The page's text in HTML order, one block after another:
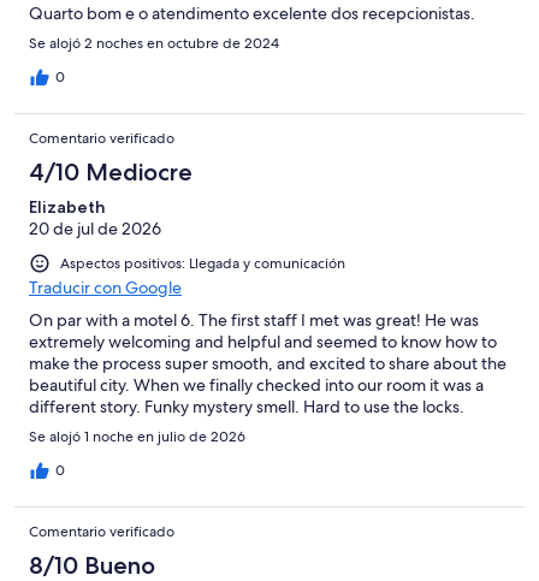
Quarto bom e o atendimento excelente dos recepcionistas.
Se alojó 2 noches en octubre de 2024
0
Comentario verificado
4/10 Mediocre
Elizabeth
20 de jul de 2026
Aspectos positivos: Llegada y comunicación
Traducir con Google
On par with a motel 6. The first staff I met was great! He was
extremely welcoming and helpful and seemed to know how to
make the process super smooth, and excited to share about the
beautiful city. When we finally checked into our room it was a
different story. Funky mystery smell. Hard to use the locks.
Bathroom had significant mold in many places, towel was
discolored. Beds were incredibly uncomfortable. AC was
inconsistent, and had to go ask for the internet access. Oh…and
they did technically have all the pieces that the listing says…so?
Wouldn’t really recommend unless you’re looking for something
super budget. We were gone after one night
Se alojó 1 noche en julio de 2026
0
Comentario verificado
8/10 Bueno